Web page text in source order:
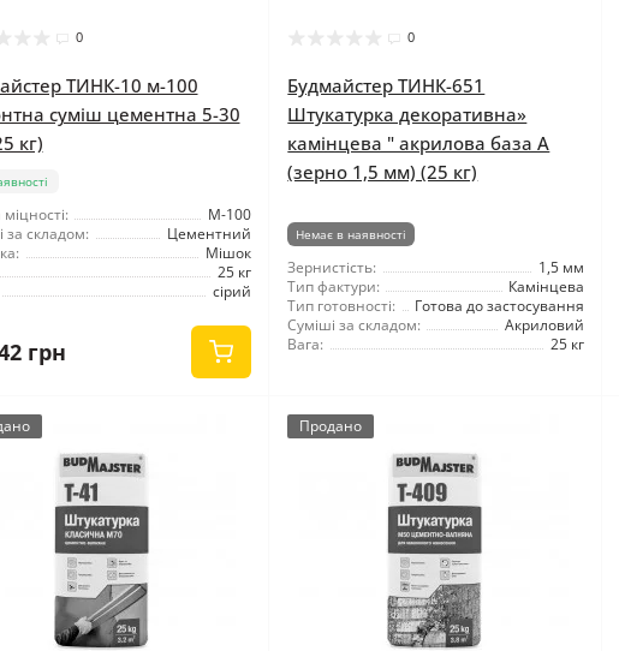
0
ТИНК-10 м-100
суміш цементна 5-30
кг)
М-100
за складом:
Цементний
Мішок
25 кг
сірий
грн
0
Будмайстер ТИНК-651
Штукатурка декоративна»
камінцева " акрилова база A
(зерно 1,5 мм) (25 кг)
Немає в наявності
Зернистість:
1,5 мм
Тип фактури:
Камінцева
Тип готовності:
Готова до застосування
Суміші за складом:
Акриловий
Вага:
25 кг
Продано